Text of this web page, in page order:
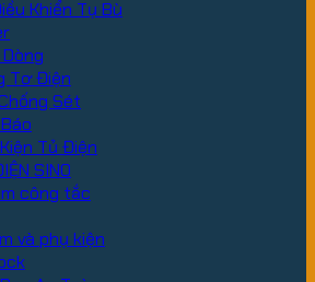
Khiển Tụ Bù
Tơ Điện
Sét
Tủ Điện
SINO
công tắc
và phụ kiện